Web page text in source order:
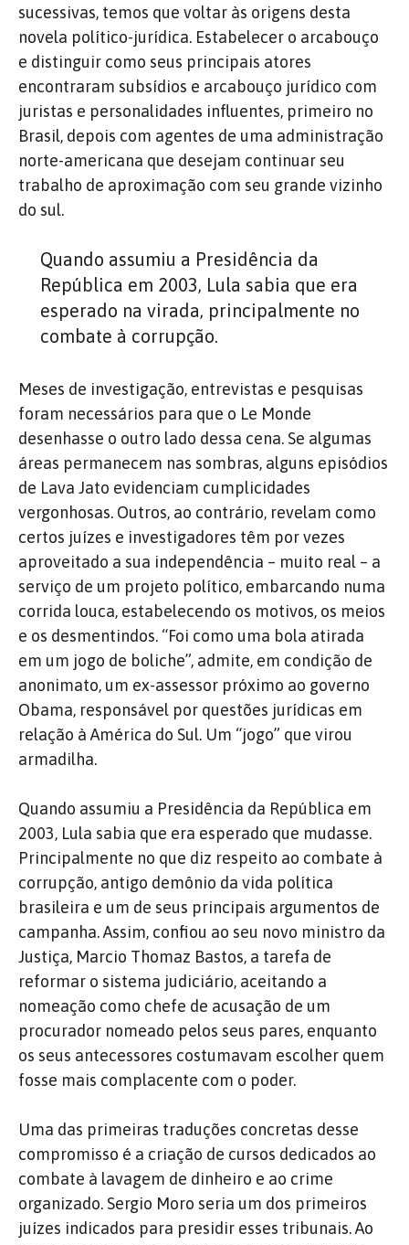
sucessivas, temos que voltar às origens desta
novela político-jurídica. Estabelecer o arcabouço
e distinguir como seus principais atores
encontraram subsídios e arcabouço jurídico com
juristas e personalidades influentes, primeiro no
Brasil, depois com agentes de uma administração
norte-americana que desejam continuar seu
trabalho de aproximação com seu grande vizinho
do sul.
Quando assumiu a Presidência da
República em 2003, Lula sabia que era
esperado na virada, principalmente no
combate à corrupção.
Meses de investigação, entrevistas e pesquisas
foram necessários para que o Le Monde
desenhasse o outro lado dessa cena. Se algumas
áreas permanecem nas sombras, alguns episódios
de Lava Jato evidenciam cumplicidades
vergonhosas. Outros, ao contrário, revelam como
certos juízes e investigadores têm por vezes
aproveitado a sua independência – muito real – a
serviço de um projeto político, embarcando numa
corrida louca, estabelecendo os motivos, os meios
e os desmentindos. “Foi como uma bola atirada
em um jogo de boliche”, admite, em condição de
anonimato, um ex-assessor próximo ao governo
Obama, responsável por questões jurídicas em
relação à América do Sul. Um “jogo” que virou
armadilha.
Quando assumiu a Presidência da República em
2003, Lula sabia que era esperado que mudasse.
Principalmente no que diz respeito ao combate à
corrupção, antigo demônio da vida política
brasileira e um de seus principais argumentos de
campanha. Assim, confiou ao seu novo ministro da
Justiça, Marcio Thomaz Bastos, a tarefa de
reformar o sistema judiciário, aceitando a
nomeação como chefe de acusação de um
procurador nomeado pelos seus pares, enquanto
os seus antecessores costumavam escolher quem
fosse mais complacente com o poder.
Uma das primeiras traduções concretas desse
compromisso é a criação de cursos dedicados ao
combate à lavagem de dinheiro e ao crime
organizado. Sergio Moro seria um dos primeiros
juízes indicados para presidir esses tribunais. Ao